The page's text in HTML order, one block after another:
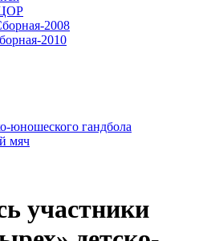
2008
2010
юношеского гандбола
мяч
участники